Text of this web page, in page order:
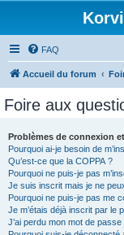
FAQ
Accueil du forum
Foire aux
Problèmes de connexion
Pourquoi ai-je besoin de
Qu’est-ce que la COPPA ?
Pourquoi ne puis-je pas
Je suis inscrit mais je ne
Pourquoi ne puis-je pas me
Je m’étais déjà inscrit par le
J’ai perdu mon mot de passe